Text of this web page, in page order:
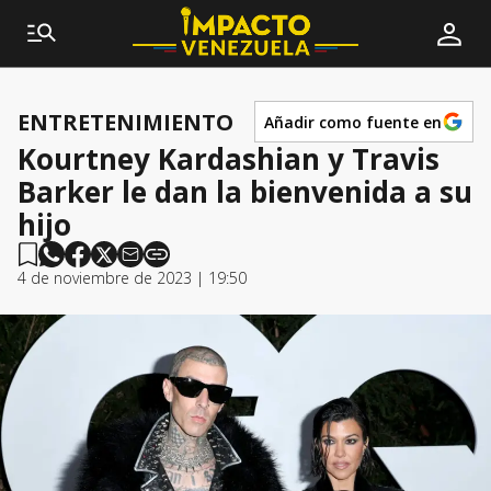
ENTRETENIMIENTO Añadir como fuente en
Kourtney Kardashian y Travis
Barker le dan la bienvenida a su
hijo
4 de noviembre de 2023 | 19:50